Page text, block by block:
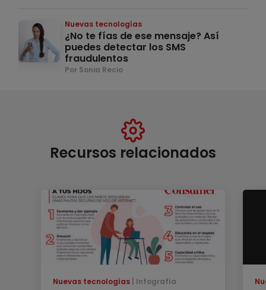
Nuevas tecnologías
¿No te fías de ese mensaje? Así
puedes detectar los SMS
fraudulentos
Por Sonia Recio
Recursos relacionados
Nuevas tecnologías Infografía